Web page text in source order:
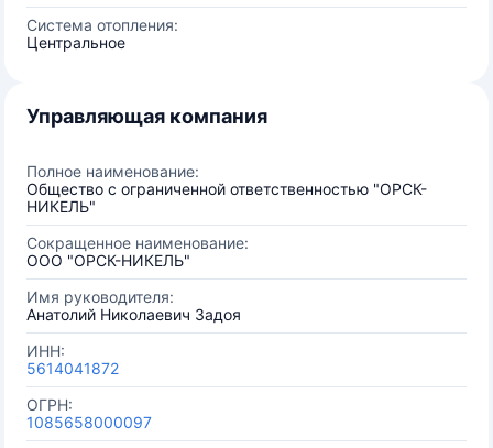
Система отопления:
Центральное
Управляющая компания
Полное наименование:
Общество с ограниченной ответственностью "ОРСК-
НИКЕЛЬ"
Сокращенное наименование:
ООО "ОРСК-НИКЕЛЬ"
Имя руководителя:
Анатолий Николаевич Задоя
ИНН:
5614041872
ОГРН:
1085658000097